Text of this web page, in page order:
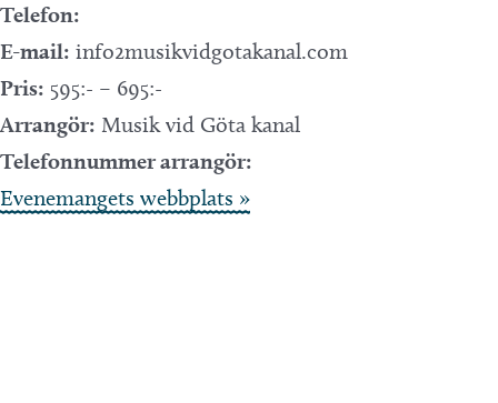
Telefon:
E-mail: info2musikvidgotakanal.com
Pris: 595:- – 695:-
Arrangör: Musik vid Göta kanal
Telefonnummer arrangör:
Evenemangets webbplats »